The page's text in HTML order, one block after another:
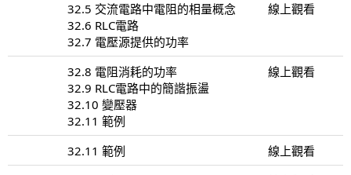
32.5 交流電路中電阻的相量概念
32.6 RLC電路
32.7 電壓源提供的功率
線上觀看
32.8 電阻消耗的功率
32.9 RLC電路中的簡諧振盪
32.10 變壓器
32.11 範例
線上觀看
32.11 範例
線上觀看